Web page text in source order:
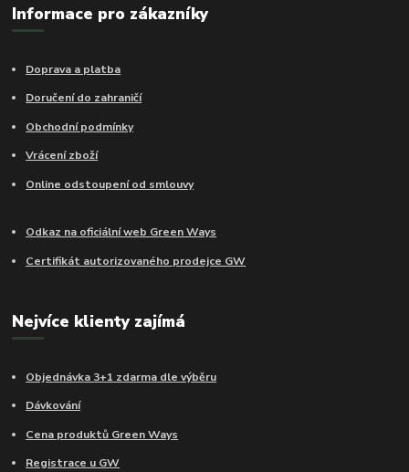
Informace pro zákazníky
Doprava a platba
Doručení do zahraničí
Obchodní podmínky
Vrácení zboží
Online odstoupení od smlouvy
Odkaz na oficiální web Green Ways
Certifikát autorizovaného prodejce GW
Nejvíce klienty zajímá
Objednávka 3+1 zdarma dle výběru
Dávkování
Cena produktů Green Ways
Registrace u GW